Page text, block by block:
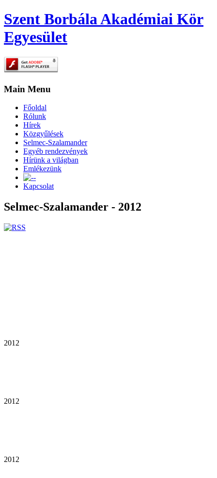
Szent Borbála Akadémiai Kör
Egyesület
Main Menu
Főoldal
Rólunk
Hírek
Közgyűlések
Selmec-Szalamander
Egyéb rendezvények
Hírünk a világban
Emlékezünk
-
Kapcsolat
Selmec-Szalamander - 2012
2012
2012
2012